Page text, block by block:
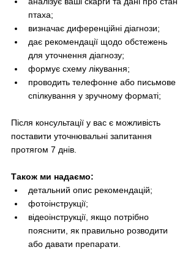
птаха;
визначає диференційні діагнози;
дає рекомендації щодо обстежень
для уточнення діагнозу;
формує схему лікування;
проводить телефонне або письмове
спілкування у зручному форматі;
Після консультації у вас є можливість
поставити уточнювальні запитання
протягом 7 днів.
Також ми надаємо:
детальний опис рекомендацій;
фотоінструкції;
відеоінструкції, якщо потрібно
пояснити, як правильно розводити
або давати препарати.